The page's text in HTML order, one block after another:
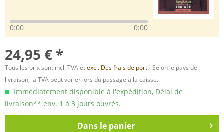
0:00 0:00
24,95 € *
Tous les prix sont incl. TVA etexcl. Des frais de port.- Selon le pays de
livraison, la TVA peut varier lors du passage à la caisse.
Immédiatement disponible à l'expédition, Délai de
livraison** env. 1 à 3 jours ouvrés.
Dans le panier